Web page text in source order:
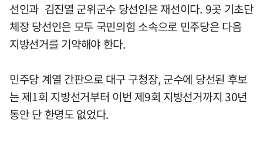
선인과 김진열 군위군수 당선인은 재선이다. 9곳 기초단
체장 당선인은 모두 국민의힘 소속으로 민주당은 다음
지방선거를 기약해야 한다.
민주당 계열 간판으로 대구 구청장, 군수에 당선된 후보
는 제1회 지방선거부터 이번 제9회 지방선거까지 30년
동안 단 한명도 없었다.